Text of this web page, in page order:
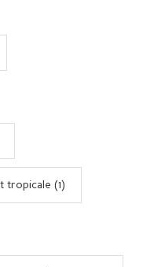
tropicale (1)